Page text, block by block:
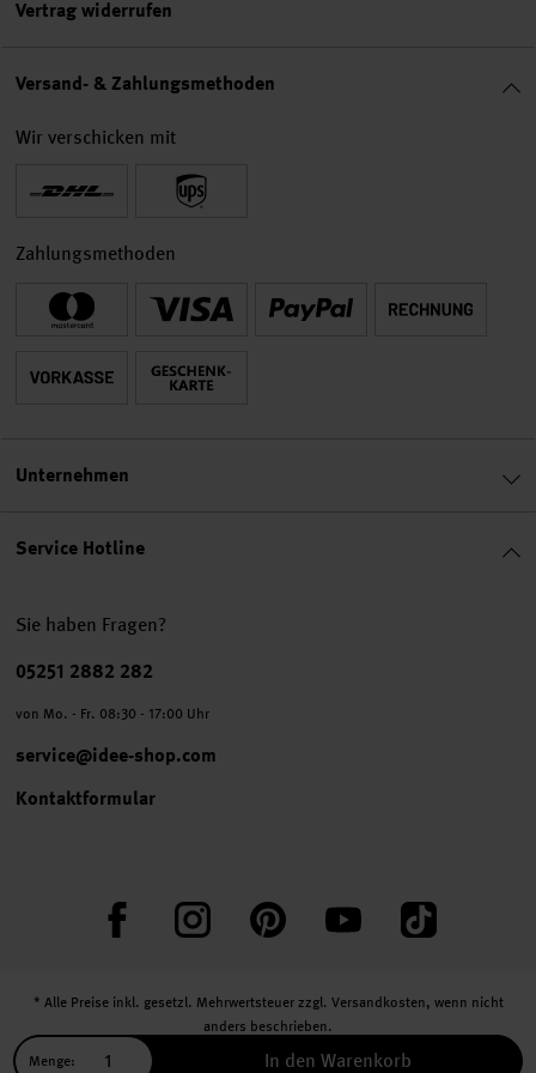
Menge: In den Warenkorb
Service Hotline
Sie haben Fragen?
Telefonnummer
05251 2882 282
von Mo. - Fr. 08:30 - 17:00 Uhr
service@idee-shop.com
Kontaktformular
FacebookInstagram PinterestYouTube TikTok
Vertrag widerrufen
Versand- & Zahlungsmethoden
Wir verschicken mit
Zahlungsmethoden
Unternehmen
* Alle Preise inkl. gesetzl. Mehrwertsteuer zzgl. Versandkosten, wenn nicht
anders beschrieben.
** Jede:r Abonnent:in erhält bei erstmaliger Anmeldung für unseren Newsletter